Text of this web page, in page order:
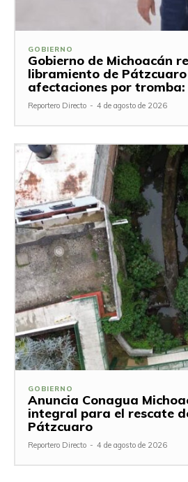
GOBIERNO
Gobierno de Michoacán
libramiento de
afectaciones por tromba:
Reportero Directo - 4 de agosto de 2026
GOBIERNO
Anuncia Conagua
integral para el rescate
Pátzcuaro
Reportero Directo - 4 de agosto de 2026